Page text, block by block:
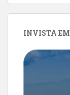
INVISTA